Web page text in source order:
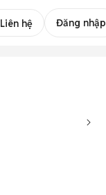
Liên hệ Đăng nhập